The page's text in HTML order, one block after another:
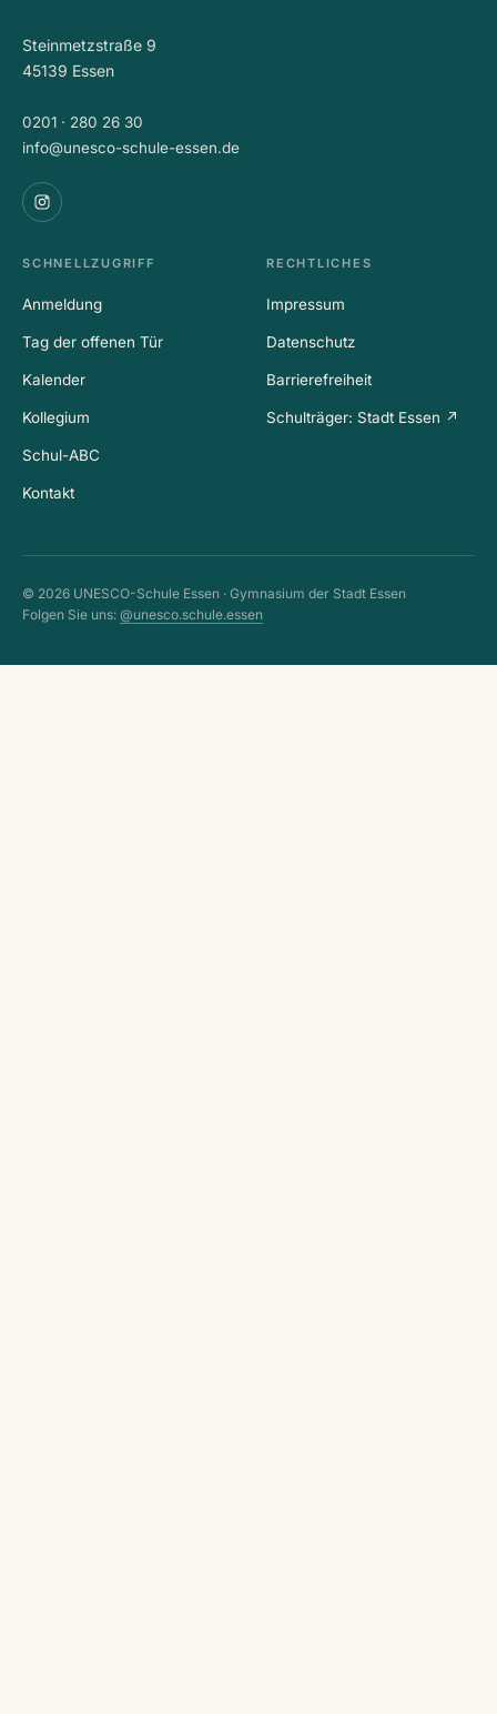
Steinmetzstraße 9
45139 Essen
0201 · 280 26 30
info@unesco-schule-essen.de
SCHNELLZUGRIFF
Anmeldung
Tag der offenen Tür
Kalender
Kollegium
Schul-ABC
Kontakt
RECHTLICHES
Impressum
Datenschutz
Barrierefreiheit
Schulträger: Stadt Essen ↗
© 2026 UNESCO-Schule Essen · Gymnasium der Stadt Essen
Folgen Sie uns: @unesco.schule.essen